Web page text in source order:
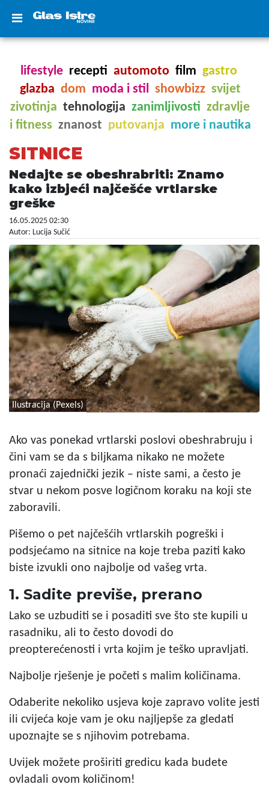
lifestyle recepti automoto film gastro
glazba dom moda i stil showbizz svijet
zivotinja tehnologija zanimljivosti zdravlje
i fitness znanost putovanja more i nautika
SITNICE
Nedajte se obeshrabriti: Znamo
kako izbjeći najčešće vrtlarske
greške
16.05.2025 02:30
Autor: Lucija Sučić
Ilustracija (Pexels)
Ako vas ponekad vrtlarski poslovi obeshrabruju i
čini vam se da s biljkama nikako ne možete
pronaći zajednički jezik – niste sami, a često je
stvar u nekom posve logičnom koraku na koji ste
zaboravili.
Pišemo o pet najčešćih vrtlarskih pogreški i
podsjećamo na sitnice na koje treba paziti kako
biste izvukli ono najbolje od vašeg vrta.
1. Sadite previše, prerano
Lako se uzbuditi se i posaditi sve što ste kupili u
rasadniku, ali to često dovodi do
preopterećenosti i vrta kojim je teško upravljati.
Najbolje rješenje je početi s malim količinama.
Odaberite nekoliko usjeva koje zapravo volite jesti
ili cvijeća koje vam je oku najljepše za gledati
upoznajte se s njihovim potrebama.
Uvijek možete proširiti gredicu kada budete
ovladali ovom količinom!